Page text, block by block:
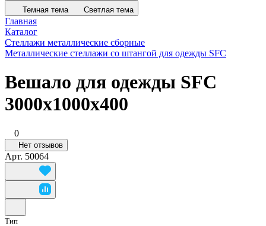
Темная тема Светлая тема
Главная
Каталог
Стеллажи металлические сборные
Металлические стеллажи со штангой для одежды SFC
Вешало для одежды SFC
3000x1000x400
0
Нет отзывов
Арт. 50064
Тип